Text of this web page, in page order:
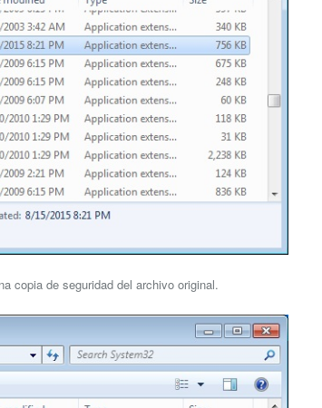
copia de seguridad del archivo original.